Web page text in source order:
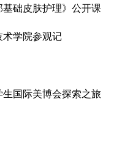
础皮肤护理》公开课
学院参观记
国际美博会探索之旅